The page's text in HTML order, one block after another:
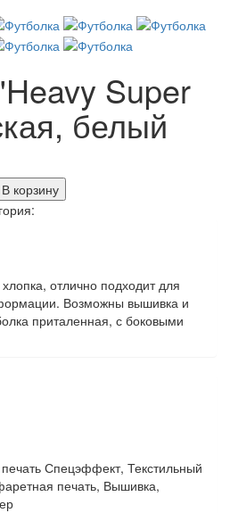
Super
белый
В корзину
отлично подходит для
Возможны вышивка и
приталенная, с боковыми
Спецэффект, Текстильный
печать, Вышивка,